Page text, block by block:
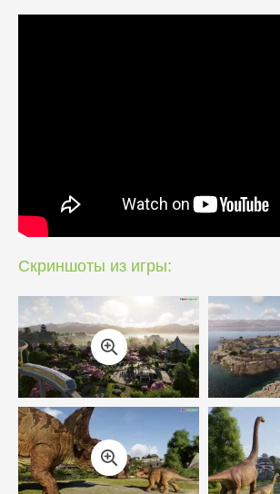
Скриншоты из игры: